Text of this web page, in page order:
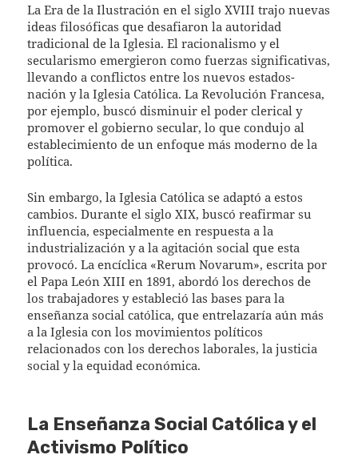
La Era de la Ilustración en el siglo XVIII trajo nuevas
ideas filosóficas que desafiaron la autoridad
tradicional de la Iglesia. El racionalismo y el
secularismo emergieron como fuerzas significativas,
llevando a conflictos entre los nuevos estados-
nación y la Iglesia Católica. La Revolución Francesa,
por ejemplo, buscó disminuir el poder clerical y
promover el gobierno secular, lo que condujo al
establecimiento de un enfoque más moderno de la
política.
Sin embargo, la Iglesia Católica se adaptó a estos
cambios. Durante el siglo XIX, buscó reafirmar su
influencia, especialmente en respuesta a la
industrialización y a la agitación social que esta
provocó. La encíclica «Rerum Novarum», escrita por
el Papa León XIII en 1891, abordó los derechos de
los trabajadores y estableció las bases para la
enseñanza social católica, que entrelazaría aún más
a la Iglesia con los movimientos políticos
relacionados con los derechos laborales, la justicia
social y la equidad económica.
La Enseñanza Social Católica y el
Activismo Político